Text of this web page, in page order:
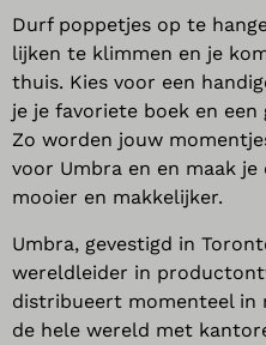
Durf poppetjes op te
lijken te klimmen en je
thuis. Kies voor een
je je favoriete boek en
Zo worden jouw
voor Umbra en en maak je
mooier en makkelijker.
Umbra, gevestigd in
wereldleider in
distribueert momenteel in
de hele wereld met